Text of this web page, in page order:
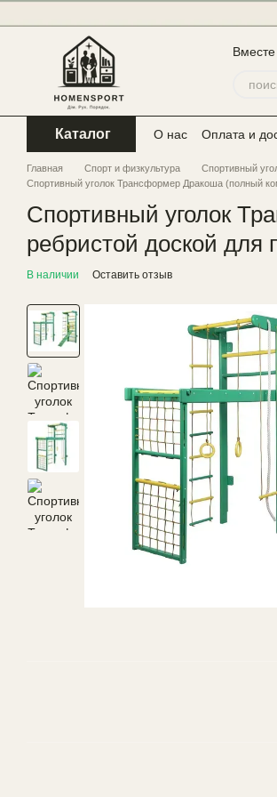
Каталог О нас Оплата и
Главная Спорт и физкультура Спортивный
Спортивный уголок Трансформер Дракоша (полный
Спортивный уголок
ребристой доской для
В наличии Оставить отзыв